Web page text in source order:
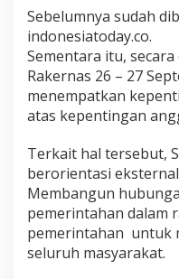
Sebelumnya sudah
indonesiatoday.co.
Sementara itu,
Rakernas 26 – 27
menempatkan
atas kepentingan
Terkait hal tersebut,
berorientasi
Membangun
pemerintahan dalam
pemerintahan untuk
seluruh masyarakat.